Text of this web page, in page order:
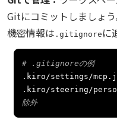
Gitにコミットしましょ
機密情報は .gitignore に
# .gitignoreの例
. kiro/settings/mcp .
. kiro/steering/
除外